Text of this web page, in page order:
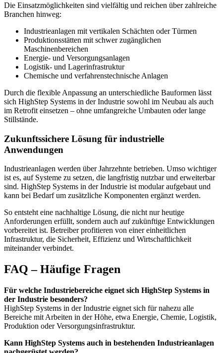
Die Einsatzmöglichkeiten sind vielfältig und reichen über zahlreiche
Branchen hinweg:
Industrieanlagen mit vertikalen Schächten oder Türmen
Produktionsstätten mit schwer zugänglichen
Maschinenbereichen
Energie- und Versorgungsanlagen
Logistik- und Lagerinfrastruktur
Chemische und verfahrenstechnische Anlagen
Durch die flexible Anpassung an unterschiedliche Bauformen lässt
sich HighStep Systems in der Industrie sowohl im Neubau als auch
im Retrofit einsetzen – ohne umfangreiche Umbauten oder lange
Stillstände.
Zukunftssichere Lösung für industrielle
Anwendungen
Industrieanlagen werden über Jahrzehnte betrieben. Umso wichtiger
ist es, auf Systeme zu setzen, die langfristig nutzbar und erweiterbar
sind. HighStep Systems in der Industrie ist modular aufgebaut und
kann bei Bedarf um zusätzliche Komponenten ergänzt werden.
So entsteht eine nachhaltige Lösung, die nicht nur heutige
Anforderungen erfüllt, sondern auch auf zukünftige Entwicklungen
vorbereitet ist. Betreiber profitieren von einer einheitlichen
Infrastruktur, die Sicherheit, Effizienz und Wirtschaftlichkeit
miteinander verbindet.
FAQ – Häufige Fragen
Für welche Industriebereiche eignet sich HighStep Systems in
der Industrie besonders?
HighStep Systems in der Industrie eignet sich für nahezu alle
Bereiche mit Arbeiten in der Höhe, etwa Energie, Chemie, Logistik,
Produktion oder Versorgungsinfrastruktur.
Kann HighStep Systems auch in bestehenden Industrieanlagen